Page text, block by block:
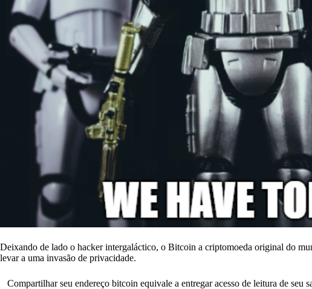
Deixando de lado o hacker intergaláctico, o Bitcoin a criptomoeda original do
levar a uma invasão de privacidade.
Compartilhar seu endereço bitcoin equivale a entregar acesso de leitura de seu